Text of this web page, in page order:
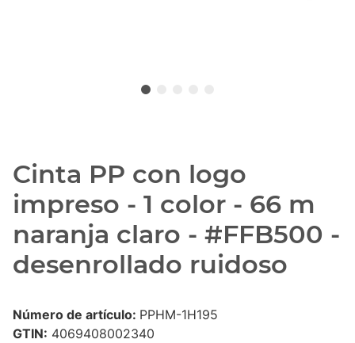
Cinta PP con logo
impreso - 1 color - 66 m
naranja claro - #FFB500 -
desenrollado ruidoso
Número de artículo: PPHM-1H195
GTIN: 4069408002340